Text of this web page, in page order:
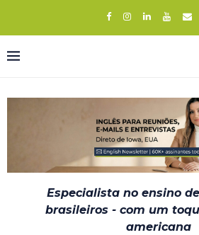
Especialista no ensino
brasileiros - com um
americana